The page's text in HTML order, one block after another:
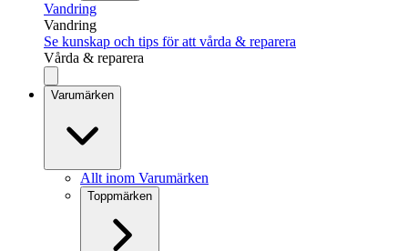
Vandring
Vandring
Se kunskap och tips för att vårda & reparera
Vårda & reparera
Varumärken
Allt inom Varumärken
Toppmärken